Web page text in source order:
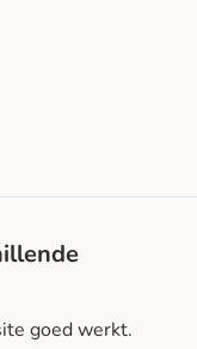
goed werkt.